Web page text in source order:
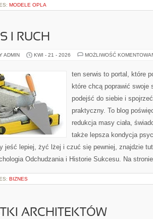
MODELE OPLA
I RUCH
ADMIN KWI - 21 - 2026 MOŻLIWOŚĆ
ten serwis to portal, które
które chcą poprawić swoje
podejść do siebie i
praktyczny. To blog
redukcja masy ciała,
także lepsza kondycja
jeść lepiej, żyć lżej i czuć się pewniej, znajdzie
Odchudzania i Historie Sukcesu. Na
BIZNES
ARCHITEKTÓW